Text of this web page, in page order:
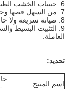
9. التثبيت البسيط
العاملة.
تحديد:
اسم المنتج